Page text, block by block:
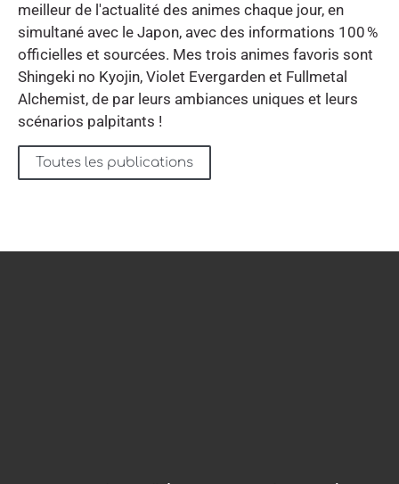
meilleur de l'actualité des animes chaque jour, en
simultané avec le Japon, avec des informations 100 %
officielles et sourcées. Mes trois animes favoris sont
Shingeki no Kyojin, Violet Evergarden et Fullmetal
Alchemist, de par leurs ambiances uniques et leurs
scénarios palpitants !
Toutes les publications